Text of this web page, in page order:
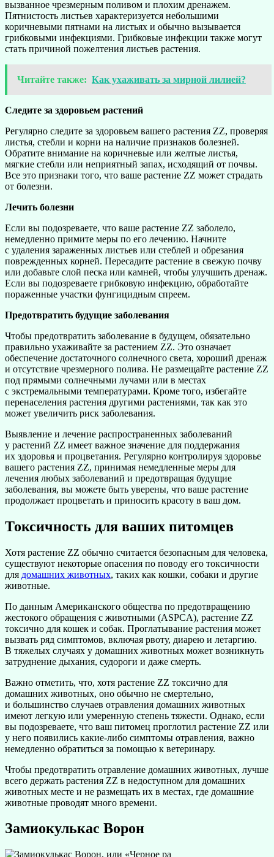
вызванное чрезмерным поливом и плохим дренажем.
Пятнистость листьев характеризуется небольшими
коричневыми пятнами на листьях и обычно вызывается
грибковыми инфекциями. Грибковые инфекции также могут
стать причиной пожелтения листьев растения.
Читайте также: Как ухаживать за мирной лилией?
Следите за здоровьем растений
Регулярно следите за здоровьем вашего растения ZZ, проверяя
листья, стебли и корни на наличие признаков болезней.
Обратите внимание на коричневые или желтые листья,
мягкие стебли или неприятный запах, исходящий от почвы.
Все это признаки того, что ваше растение ZZ может страдать
от болезни.
Лечить болезни
Если вы подозреваете, что ваше растение ZZ заболело,
немедленно примите меры по его лечению. Начните
с удаления зараженных листьев или стеблей и обрезания
поврежденных корней. Пересадите растение в свежую почву
или добавьте слой песка или камней, чтобы улучшить дренаж.
Если вы подозреваете грибковую инфекцию, обработайте
пораженные участки фунгицидным спреем.
Предотвратить будущие заболевания
Чтобы предотвратить заболевание в будущем, обязательно
правильно ухаживайте за растением ZZ. Это означает
обеспечение достаточного солнечного света, хороший дренаж
и отсутствие чрезмерного полива. Не размещайте растение ZZ
под прямыми солнечными лучами или в местах
с экстремальными температурами. Кроме того, избегайте
перенаселения растения другими растениями, так как это
может увеличить риск заболевания.
Выявление и лечение распространенных заболеваний
у растений ZZ имеет важное значение для поддержания
их здоровья и процветания. Регулярно контролируя здоровье
вашего растения ZZ, принимая немедленные меры для
лечения любых заболеваний и предотвращая будущие
заболевания, вы можете быть уверены, что ваше растение
продолжает процветать и приносить красоту в ваш дом.
Токсичность для ваших питомцев
Хотя растение ZZ обычно считается безопасным для человека,
существуют некоторые опасения по поводу его токсичности
для домашних животных, таких как кошки, собаки и другие
животные.
По данным Американского общества по предотвращению
жестокого обращения с животными (ASPCA), растение ZZ
токсично для кошек и собак. Проглатывание растения может
вызвать ряд симптомов, включая рвоту, диарею и летаргию.
В тяжелых случаях у домашних животных может возникнуть
затруднение дыхания, судороги и даже смерть.
Важно отметить, что, хотя растение ZZ токсично для
домашних животных, оно обычно не смертельно,
и большинство случаев отравления домашних животных
имеют легкую или умеренную степень тяжести. Однако, если
вы подозреваете, что ваш питомец проглотил растение ZZ или
у него появились какие-либо симптомы отравления, важно
немедленно обратиться за помощью к ветеринару.
Чтобы предотвратить отравление домашних животных, лучше
всего держать растения ZZ в недоступном для домашних
животных месте и не размещать их в местах, где домашние
животные проводят много времени.
Замиокулькас Ворон